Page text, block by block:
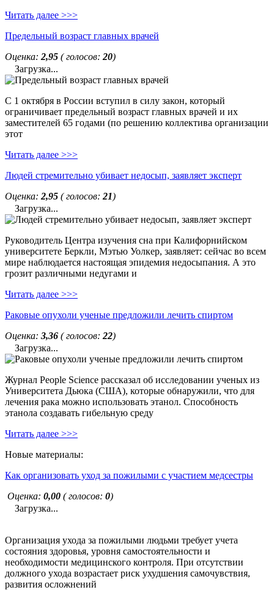
Читать далее >>>
Предельный возраст главных врачей
Оценка: 2,95 ( голосов: 20)
Загрузка...
С 1 октября в России вступил в силу закон, который
ограничивает предельный возраст главных врачей и их
заместителей 65 годами (по решению коллектива организации
этот
Читать далее >>>
Людей стремительно убивает недосып, заявляет эксперт
Оценка: 2,95 ( голосов: 21)
Загрузка...
Руководитель Центра изучения сна при Калифорнийском
университете Беркли, Мэтью Уолкер, заявляет: сейчас во всем
мире наблюдается настоящая эпидемия недосыпания. А это
грозит различными недугами и
Читать далее >>>
Раковые опухоли ученые предложили лечить спиртом
Оценка: 3,36 ( голосов: 22)
Загрузка...
Журнал People Science рассказал об исследовании ученых из
Университета Дьюка (США), которые обнаружили, что для
лечения рака можно использовать этанол. Способность
этанола создавать гибельную среду
Читать далее >>>
Новые материалы:
Как организовать уход за пожилыми с участием медсестры
Оценка: 0,00 ( голосов: 0)
Загрузка...
Организация ухода за пожилыми людьми требует учета
состояния здоровья, уровня самостоятельности и
необходимости медицинского контроля. При отсутствии
должного ухода возрастает риск ухудшения самочувствия,
развития осложнений